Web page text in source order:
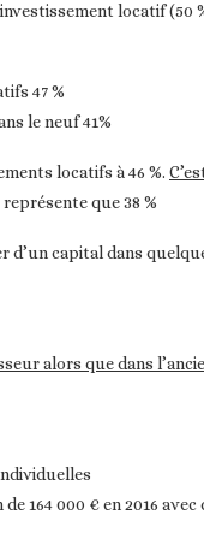
locatif (50
47 %
le neuf 41%
locatifs à 46 %.
que 38 %
capital dans
alors que dans
164 000 € en 2016 avec